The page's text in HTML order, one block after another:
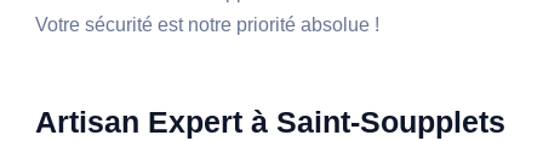
Votre sécurité est notre priorité absolue !
Artisan Expert à Saint-Soupplets